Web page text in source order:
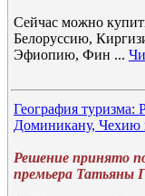
Сейчас можно
Белоруссию,
Эфиопию, Фин ...
География туризма:
Доминикану,
Решение принято
премьера Татьяны